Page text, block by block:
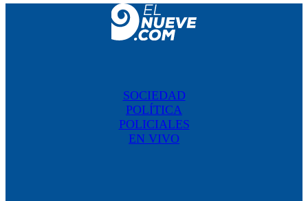
SOCIEDAD
POLÍTICA
POLICIALES
EN VIVO